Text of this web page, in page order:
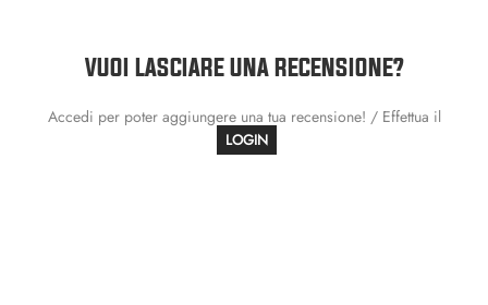
VUOI LASCIARE UNA RECENSIONE?
Accedi per poter aggiungere una tua recensione! / Effettua il
LOGIN